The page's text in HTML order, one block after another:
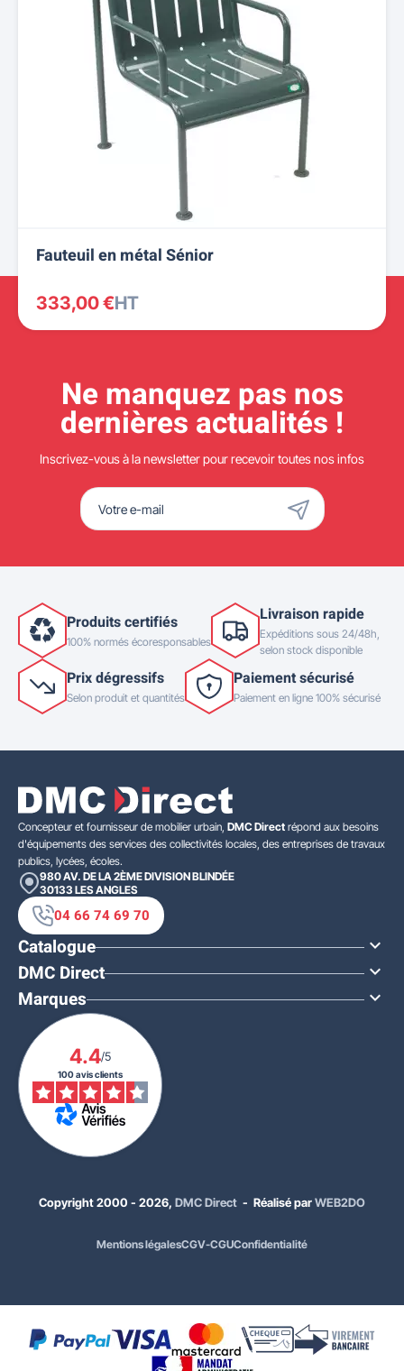
771,00 €HT
925,20 €
Coloris :Noir RAL 9005
Fauteuil en métal Sénior
333,00 €HT
Ne manquez pas nos
dernières actualités !
Inscrivez-vous à la newsletter pour recevoir toutes nos infos
Produits certifiés
100% normés écoresponsables
Livraison rapide
Expéditions sous 24/48h,
selon stock disponible
Prix dégressifs
Selon produit et quantités
Paiement sécurisé
Paiement en ligne 100% sécurisé
Concepteur et fournisseur de mobilier urbain, DMC Direct répond aux besoins
d'équipements des services des collectivités locales, des entreprises de travaux
publics, lycées, écoles.
980 AV. DE LA 2ÈME DIVISION BLINDÉE
30133 LES ANGLES
04 66 74 69 70
Catalogue 
DMC Direct 
Marques 
4.4/5
100 avis clients
Copyright 2000 - 2026, DMC Direct - Réalisé parWEB2DO
Mentions légalesCGV-CGUConfidentialité